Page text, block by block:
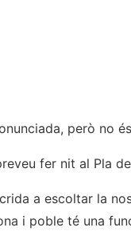
però no
fer nit al Pla
a escoltar la
i poble té una